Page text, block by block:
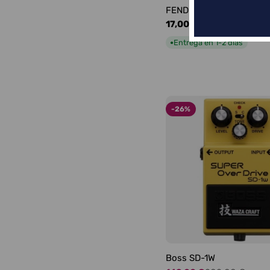
FENDER LOGO
Precio
habitual
17,00 €
●Entrega en 1-2 días
-26%
Boss SD-1W